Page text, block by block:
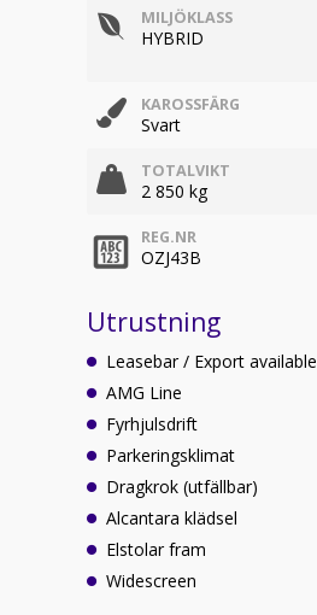
MILJÖKLASS
HYBRID
KAROSSFÄRG
Svart
TOTALVIKT
2 850 kg
REG.NR
OZJ43B
Utrustning
Leasebar / Export available
AMG Line
Fyrhjulsdrift
Parkeringsklimat
Dragkrok (utfällbar)
Alcantara klädsel
Elstolar fram
Widescreen